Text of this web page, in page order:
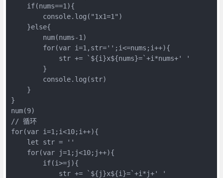
if(nums==1 ){
console.log( "1x1=1" )
    }
else{
        num(nums
-1 )
for(var i=1 ,str='' ;i<=nums;i++){
            str +=
` ${i}x${nums}=`+i*nums+' '
        }
console.log(str)
    }
}
num(9
// 循环
for(var i=1 ;i<10;i++){
let str =
''
for(var j=1 ;j<10;j++){
if(i>=j){
            str +=
` ${j}x${i}=`+i*j+' '